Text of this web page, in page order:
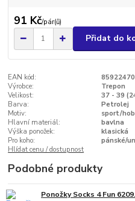
91 Kč/pár(ů)
Přidat do
EAN kód:
Výrobce:
Trepon
Velikost:
37 - 39
Barva:
Petrolej
Motiv:
sport/
Hlavní materiál:
bavlna
Výška ponožek:
klasická
Pro koho:
pánské/
Hlídat cenu / dostupnost
Podobné produkty
Ponožky Socks 4 Fun